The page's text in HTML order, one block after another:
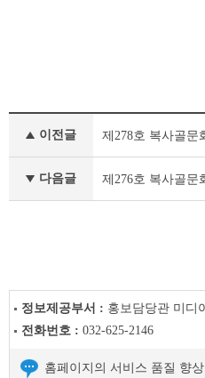
&
글
음
이전글 제278호 복사골문
다음글 제276호 복사골문
정보제공부서 : 홍보담당관 미디
전화번호 : 032-625-2146
홈페이지의 서비스 품질 향